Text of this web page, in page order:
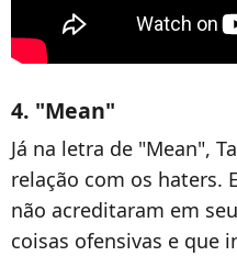
4. "Mean"
Já na letra de "Mean",
relação com os haters.
não acreditaram em
coisas ofensivas e que